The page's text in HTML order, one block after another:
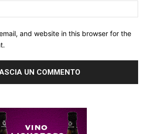
and website in this browser for the